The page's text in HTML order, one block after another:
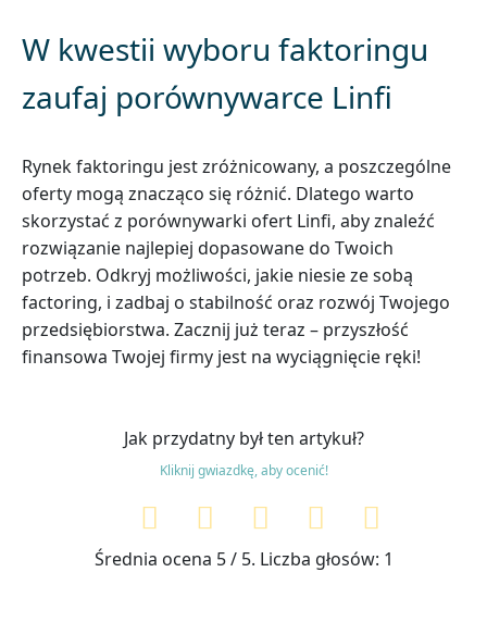
W kwestii wyboru faktoringu
zaufaj porównywarce Linfi
Rynek faktoringu jest zróżnicowany, a poszczególne
oferty mogą znacząco się różnić. Dlatego warto
skorzystać z porównywarki ofert Linfi, aby znaleźć
rozwiązanie najlepiej dopasowane do Twoich
potrzeb. Odkryj możliwości, jakie niesie ze sobą
factoring, i zadbaj o stabilność oraz rozwój Twojego
przedsiębiorstwa. Zacznij już teraz – przyszłość
finansowa Twojej firmy jest na wyciągnięcie ręki!
Jak przydatny był ten artykuł?
Kliknij gwiazdkę, aby ocenić!
Średnia ocena 5/ 5. Liczba głosów: 1